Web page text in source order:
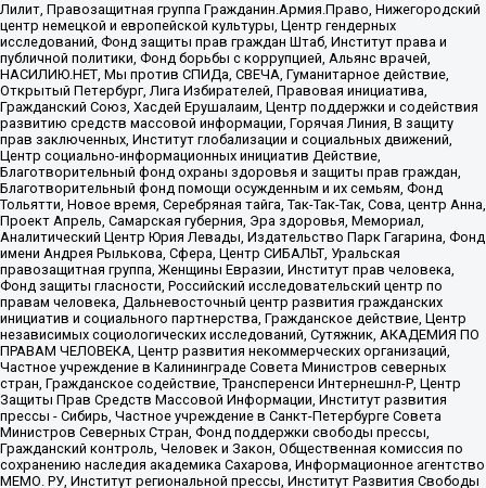
Лилит, Правозащитная группа Гражданин.Армия.Право, Нижегородский
центр немецкой и европейской культуры, Центр гендерных
исследований, Фонд защиты прав граждан Штаб, Институт права и
публичной политики, Фонд борьбы с коррупцией, Альянс врачей,
НАСИЛИЮ.НЕТ, Мы против СПИДа, СВЕЧА, Гуманитарное действие,
Открытый Петербург, Лига Избирателей, Правовая инициатива,
Гражданский Союз, Хасдей Ерушалаим, Центр поддержки и содействия
развитию средств массовой информации, Горячая Линия, В защиту
прав заключенных, Институт глобализации и социальных движений,
Центр социально-информационных инициатив Действие,
Благотворительный фонд охраны здоровья и защиты прав граждан,
Благотворительный фонд помощи осужденным и их семьям, Фонд
Тольятти, Новое время, Серебряная тайга, Так-Так-Так, Сова, центр Анна,
Проект Апрель, Самарская губерния, Эра здоровья, Мемориал,
Аналитический Центр Юрия Левады, Издательство Парк Гагарина, Фонд
имени Андрея Рылькова, Сфера, Центр СИБАЛЬТ, Уральская
правозащитная группа, Женщины Евразии, Институт прав человека,
Фонд защиты гласности, Российский исследовательский центр по
правам человека, Дальневосточный центр развития гражданских
инициатив и социального партнерства, Гражданское действие, Центр
независимых социологических исследований, Сутяжник, АКАДЕМИЯ ПО
ПРАВАМ ЧЕЛОВЕКА, Центр развития некоммерческих организаций,
Частное учреждение в Калининграде Совета Министров северных
стран, Гражданское содействие, Трансперенси Интернешнл-Р, Центр
Защиты Прав Средств Массовой Информации, Институт развития
прессы - Сибирь, Частное учреждение в Санкт-Петербурге Совета
Министров Северных Стран, Фонд поддержки свободы прессы,
Гражданский контроль, Человек и Закон, Общественная комиссия по
сохранению наследия академика Сахарова, Информационное агентство
МЕМО. РУ, Институт региональной прессы, Институт Развития Свободы